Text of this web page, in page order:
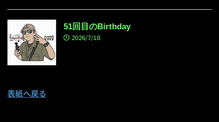
51回目のBirthday
2026/7/18
表紙へ戻る